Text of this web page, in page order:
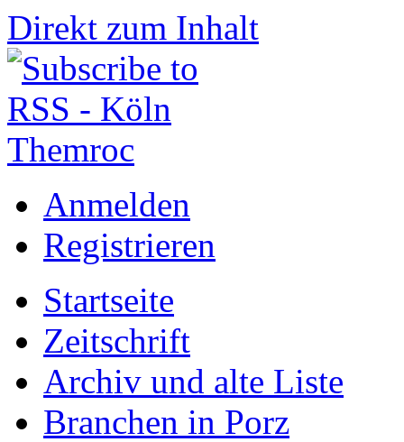
Direkt zum Inhalt
Anmelden
Registrieren
Startseite
Zeitschrift
Archiv und alte Liste
Branchen in Porz